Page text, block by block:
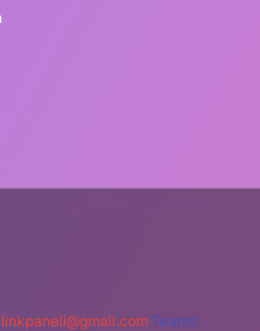
Teams: